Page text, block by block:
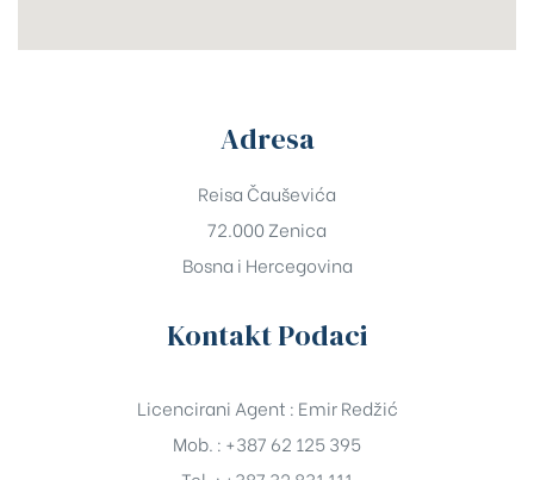
Adresa
Reisa Čauševića
72.000 Zenica
Bosna i Hercegovina
Kontakt Podaci
Licencirani Agent : Emir Redžić
Mob. : +387 62 125 395